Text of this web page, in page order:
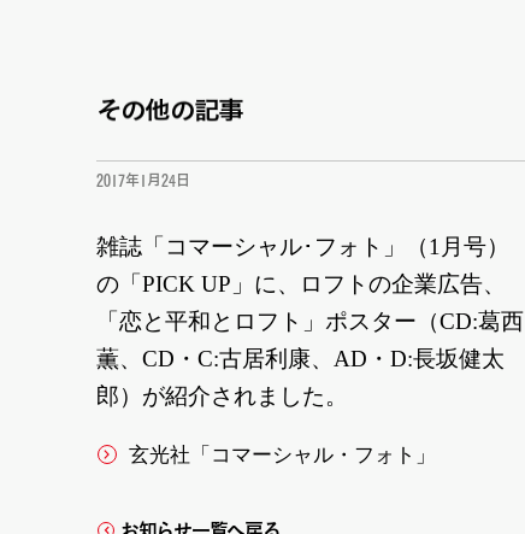
その他の記事
2017年1月24日
雑誌「コマーシャル･フォト」（1月号）
の「PICK UP」に、ロフトの企業広告、
「恋と平和とロフト」ポスター（CD:葛西
薫、CD・C:古居利康、AD・D:長坂健太
郎）が紹介されました。
玄光社「コマーシャル・フォト」